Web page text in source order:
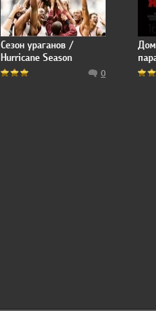
Сезон ураганов /
Hurricane Season
0